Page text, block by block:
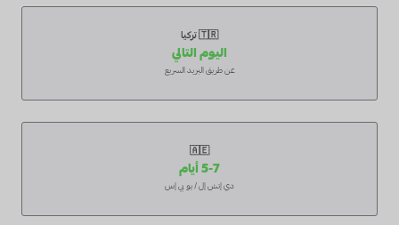
🇹🇷 تركيا
اليوم التالي
عن طريق البريد السريع
🇦🇪
5-7 أيام
دي إتش إل / يو بي إس